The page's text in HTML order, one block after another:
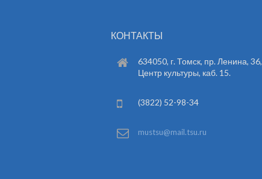
КОНТАКТЫ
634050, г. Томск, пр. Ленина, 36,
Центр культуры, каб. 15.
(3822) 52-98-34
mustsu@mail.tsu.ru